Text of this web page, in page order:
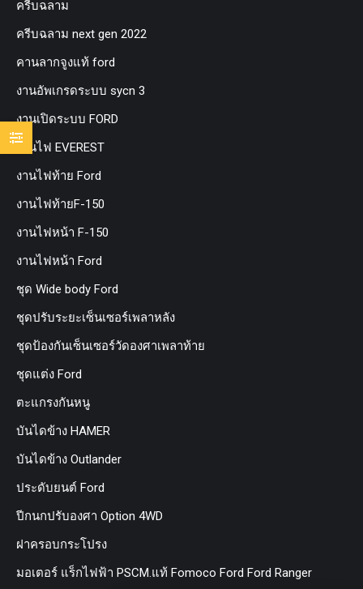
ครีบฉลาม
ครีบฉลาม next gen 2022
คานลากจูงแท้ ford
งานอัพเกรดระบบ sycn 3
งานเปิดระบบ FORD
งานไฟ EVEREST
งานไฟท้าย Ford
งานไฟท้ายF-150
งานไฟหน้า F-150
งานไฟหน้า Ford
ชุด Wide body Ford
ชุดปรับระยะเซ็นเซอร์เพลาหลัง
ชุดป้องกันเซ็นเซอร์วัดองศาเพลาท้าย
ชุดแต่ง Ford
ตะแกรงกันหนู
บันไดข้าง HAMER
บันไดข้าง Outlander
ประดับยนต์ Ford
ปีกนกปรับองศา Option 4WD
ฝาครอบกระโปรง
มอเตอร์ แร็กไฟฟ้า PSCM.แท้ Fomoco Ford Ford Ranger